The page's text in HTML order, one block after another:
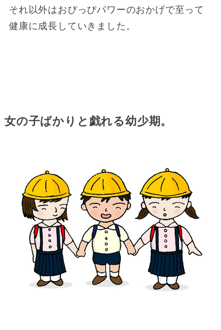
それ以外はおぴっぴパワーのおかげで至って
健康に成長していきました。
女の子ばかりと戯れる幼少期。